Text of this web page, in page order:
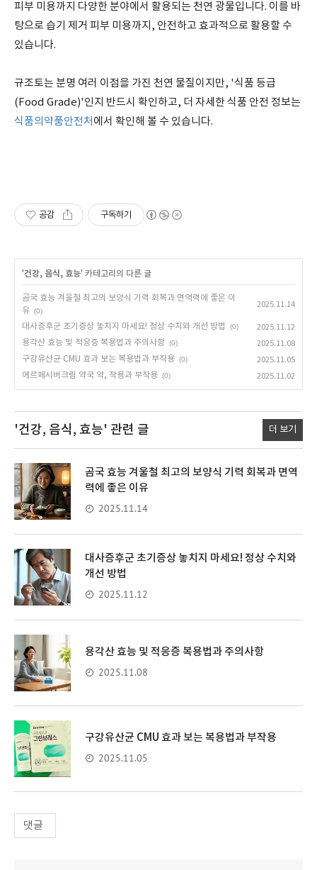
피부 미용까지 다양한 분야에서 활용되는 천연 광물입니다. 이를 바
탕으로 습기 제거 피부 미용까지, 안전하고 효과적으로 활용할 수
있습니다.
규조토는 분명 여러 이점을 가진 천연 물질이지만, '식품 등급
(Food Grade)'인지 반드시 확인하고, 더 자세한 식품 안전 정보는
식품의약품안전처 에서 확인해 볼 수 있습니다.
공감 구독하기
'건강, 음식, 효능' 카테고리의 다른 글
곰국 효능 겨울철 최고의 보양식 기력 회복과 면역력에 좋은 이
유 (0)
2025.11.14
대사증후군 초기증상 놓치지 마세요! 정상 수치와 개선 방법 (0)
2025.11.12
용각산 효능 및 적응증 복용법과 주의사항 (0)
2025.11.08
구강유산균 CMU 효과 보는 복용법과 부작용 (0)
2025.11.05
에르페시버크림 약국 약, 작용과 부작용 (0) 2025.11.02
'건강, 음식, 효능' 관련 글 더 보기
곰국 효능 겨울철 최고의 보양식 기력 회복과 면역
력에 좋은 이유
2025.11.14
대사증후군 초기증상 놓치지 마세요! 정상 수치와
개선 방법
2025.11.12
용각산 효능 및 적응증 복용법과 주의사항
2025.11.08
구강유산균 CMU 효과 보는 복용법과 부작용
2025.11.05
댓글